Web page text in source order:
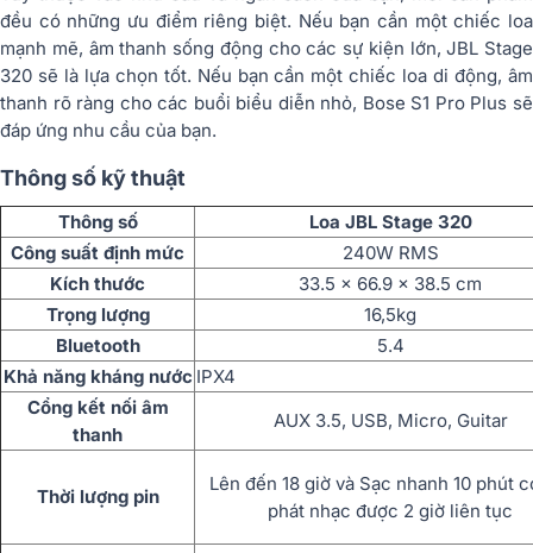
đều có những ưu điểm riêng biệt. Nếu bạn cần một chiếc loa
mạnh mẽ, âm thanh sống động cho các sự kiện lớn, JBL Stage
320 sẽ là lựa chọn tốt. Nếu bạn cần một chiếc loa di động, âm
thanh rõ ràng cho các buổi biểu diễn nhỏ, Bose S1 Pro Plus sẽ
đáp ứng nhu cầu của bạn.
Thông số kỹ thuật
Thông số
Loa JBL Stage 320
Công suất định mức
240W RMS
Kích thước
33.5 x 66.9 x 38.5 cm
Trọng lượng
16,5kg
Bluetooth
5.4
Khả năng kháng nước IPX4
Cổng kết nối âm
thanh
AUX 3.5, USB, Micro, Guitar
Thời lượng pin
Lên đến 18 giờ và Sạc nhanh 10 phút
phát nhạc được 2 giờ liên tục